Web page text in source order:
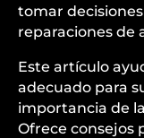
tomar
reparaciones de
Este artículo
adecuado para
importancia de
Ofrece consejos